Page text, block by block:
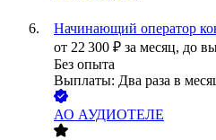
Начинающий оператор
от 22 300 ₽ за месяц, до
Без опыта
Выплаты: Два раза в
АО АУДИОТЕЛЕ